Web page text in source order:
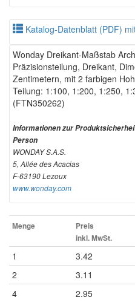
Katalog-Datenblatt (PDF)
Wonday Dreikant-Maßstab
Präzisionsteilung, Dreikant,
Zentimetern, mit 2 farbigen
Teilung: 1:100, 1:200, 1:250,
(FTN350262)
Informationen zur
Person
WONDAY S.A.S.
5, Allée des Acacias
F-63190 Lezoux
www.wonday.com
Menge
Preis
inkl. MwSt.
1 3.42
2 3.11
4 2.95